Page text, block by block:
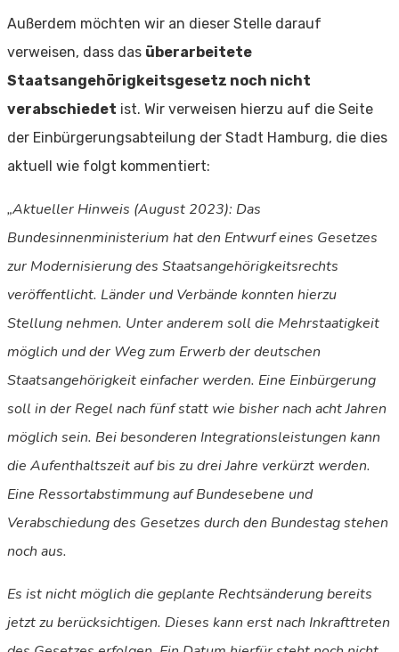
Außerdem möchten wir an dieser Stelle darauf
verweisen, dass das überarbeitete
Staatsangehörigkeitsgesetz noch nicht
verabschiedet ist. Wir verweisen hierzu auf die Seite
der Einbürgerungsabteilung der Stadt Hamburg, die dies
aktuell wie folgt kommentiert:
„Aktueller Hinweis (August 2023): Das
Bundesinnenministerium hat den Entwurf eines Gesetzes
zur Modernisierung des Staatsangehörigkeitsrechts
veröffentlicht. Länder und Verbände konnten hierzu
Stellung nehmen. Unter anderem soll die Mehrstaatigkeit
möglich und der Weg zum Erwerb der deutschen
Staatsangehörigkeit einfacher werden. Eine Einbürgerung
soll in der Regel nach fünf statt wie bisher nach acht Jahren
möglich sein. Bei besonderen Integrationsleistungen kann
die Aufenthaltszeit auf bis zu drei Jahre verkürzt werden.
Eine Ressortabstimmung auf Bundesebene und
Verabschiedung des Gesetzes durch den Bundestag stehen
noch aus.
Es ist nicht möglich die geplante Rechtsänderung bereits
jetzt zu berücksichtigen. Dieses kann erst nach Inkrafttreten